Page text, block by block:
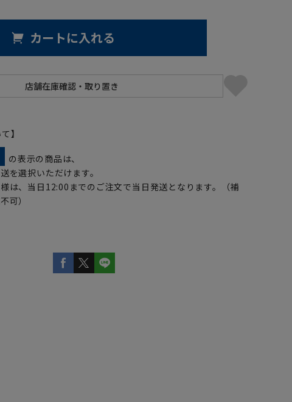
カートに入れる
】
の表示の商品は、
を選択いただけます。
は、当日12:00までのご注文で当日発送となります。（補
可）